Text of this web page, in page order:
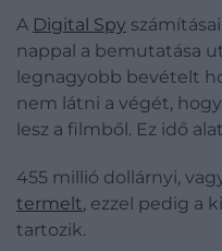
A Digital Spy
nappal a bemutatása
legnagyobb bevételt
nem látni a végét,
lesz a filmből. Ez idő
455 millió dollárnyi,
termelt, ezzel pedig a
tartozik.